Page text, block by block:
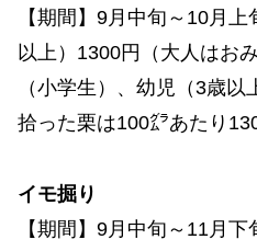
【期間】9月中旬～10月
以上）1300円（大人はお
（小学生）、幼児（3歳
拾った栗は100㌘あたり
イモ掘り
【期間】9月中旬～11月